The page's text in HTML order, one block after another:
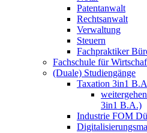
Patentanwalt
Rechtsanwalt
Verwaltung
Steuern
Fachpraktiker
Fachschule für
(Duale) Studiengänge
Taxation 3in1
3in1 B.A.)
Industrie FOM